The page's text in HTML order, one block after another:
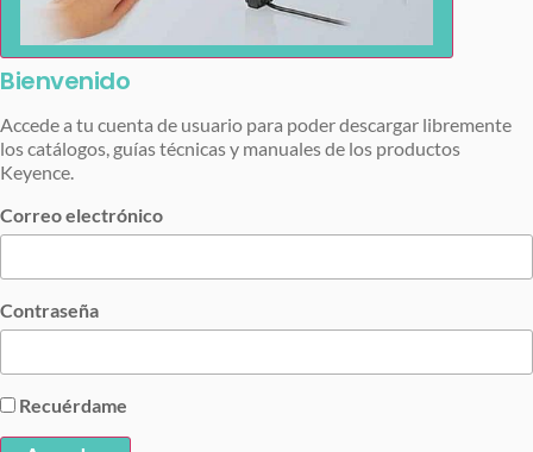
Bienvenido
Accede a tu cuenta de usuario para poder descargar libremente
los catálogos, guías técnicas y manuales de los productos
Keyence.
Correo electrónico
Contraseña
Recuérdame